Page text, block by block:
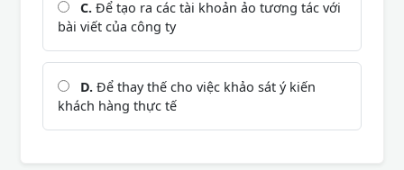
C. Để tạo ra các tài khoản ảo tương tác với
bài viết của công ty
D. Để thay thế cho việc khảo sát ý kiến
khách hàng thực tế